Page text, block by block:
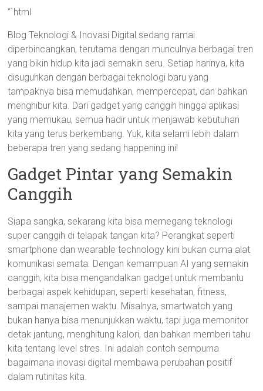
“`html
Blog Teknologi & Inovasi Digital sedang ramai
diperbincangkan, terutama dengan munculnya berbagai tren
yang bikin hidup kita jadi semakin seru. Setiap harinya, kita
disuguhkan dengan berbagai teknologi baru yang
tampaknya bisa memudahkan, mempercepat, dan bahkan
menghibur kita. Dari gadget yang canggih hingga aplikasi
yang memukau, semua hadir untuk menjawab kebutuhan
kita yang terus berkembang. Yuk, kita selami lebih dalam
beberapa tren yang sedang happening ini!
Gadget Pintar yang Semakin
Canggih
Siapa sangka, sekarang kita bisa memegang teknologi
super canggih di telapak tangan kita? Perangkat seperti
smartphone dan wearable technology kini bukan cuma alat
komunikasi semata. Dengan kemampuan AI yang semakin
canggih, kita bisa mengandalkan gadget untuk membantu
berbagai aspek kehidupan, seperti kesehatan, fitness,
sampai manajemen waktu. Misalnya, smartwatch yang
bukan hanya bisa menunjukkan waktu, tapi juga memonitor
detak jantung, menghitung kalori, dan bahkan memberi tahu
kita tentang level stres. Ini adalah contoh sempurna
bagaimana inovasi digital membawa perubahan positif
dalam rutinitas kita.